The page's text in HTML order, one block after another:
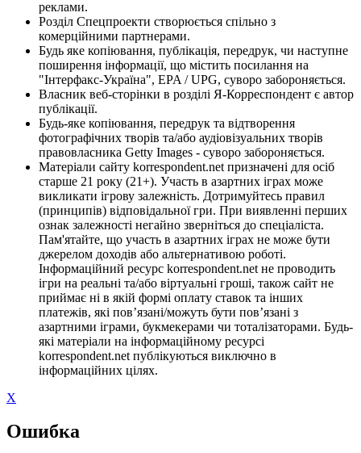
реклами.
Розділ Спецпроекти створюється спільно з
комерційними партнерами.
Будь яке копіювання, публікація, передрук, чи наступне
поширення інформації, що містить посилання на
"Інтерфакс-Україна", EPA / UPG, суворо забороняється.
Власник веб-сторінки в розділі Я-Корреспондент є автор
публікації.
Будь-яке копіювання, передрук та відтворення
фотографічних творів та/або аудіовізуальних творів
правовласника Getty Images - суворо забороняється.
Матеріали сайту korrespondent.net призначені для осіб
старше 21 року (21+). Участь в азартних іграх може
викликати ігрову залежність. Дотримуйтесь правил
(принципів) відповідальної гри. При виявленні перших
ознак залежності негайно зверніться до спеціаліста.
Пам'ятайте, що участь в азартних іграх не може бути
джерелом доходів або альтернативою роботі.
Інформаційний ресурс korrespondent.net не проводить
ігри на реальні та/або віртуальні гроші, також сайт не
приймає ні в якій формі оплату ставок та інших
платежів, які пов’язані/можуть бути пов’язані з
азартними іграми, букмекерами чи тоталізаторами. Будь-
які матеріали на інформаційному ресурсі
korrespondent.net публікуються виключно в
інформаційних цілях.
X
Ошибка